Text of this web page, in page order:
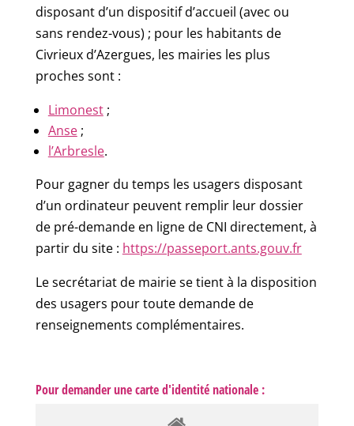
disposant d’un dispositif d’accueil (avec ou
sans rendez-vous) ; pour les habitants de
Civrieux d’Azergues, les mairies les plus
proches sont :
Limonest;
Anse;
l’Arbresle.
Pour gagner du temps les usagers disposant
d’un ordinateur peuvent remplir leur dossier
de pré-demande en ligne de CNI directement, à
partir du site : https://passeport.ants.gouv.fr
Le secrétariat de mairie se tient à la disposition
des usagers pour toute demande de
renseignements complémentaires.
Pour demander une carte d'identité nationale :